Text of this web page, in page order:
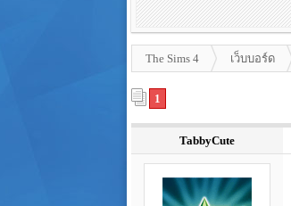
The Sims 4 เว็บบอร์ด
1
TabbyCute